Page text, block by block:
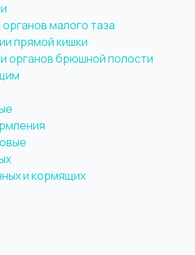
малого таза
прямой кишки
органов брюшной полости
и кормящих